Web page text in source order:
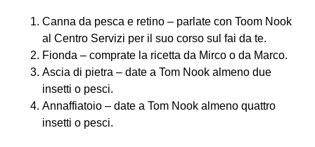
Canna da pesca e retino – parlate con Toom Nook
al Centro Servizi per il suo corso sul fai da te.
Fionda – comprate la ricetta da Mirco o da Marco.
Ascia di pietra – date a Tom Nook almeno due
insetti o pesci.
Annaffiatoio – date a Tom Nook almeno quattro
insetti o pesci.